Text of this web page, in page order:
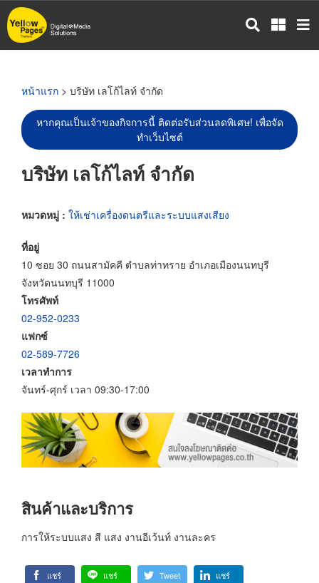
ข้าม
ไป
หน้าแรก > บริษัท เลโก้ไลท์ จำกัด
หากคุณเป็นเจ้าของกิจการนี้ ติดต่อรับส่วนลดพิเศษ! เพื่อจัด
ทำเว็บไซต์
บริษัท เลโก้ไลท์ จำกัด
หมวดหมู่ : ให้เช่าเครื่องดนตรีและระบบแสงเสียง
ที่อยู่
10 ซอย 30 ถนนสามัคคี ตำบลท่าทราย อำเภอเมืองนนทบุรี
จังหวัดนนทบุรี 11000
โทรศัพท์
02-952-0233
แฟกซ์
02-589-7726
เวลาทำการ
จันทร์-ศุกร์ เวลา 09:30-17:00
สินค้าและบริการ
การให้ระบบแสง สี แสง งานอีเว้นท์ งานละคร
แชร์ แชร์ Tweet แชร์